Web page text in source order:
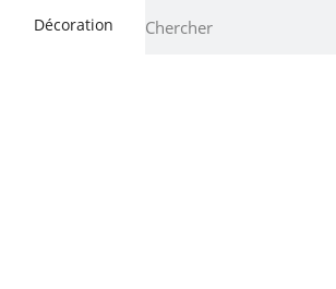
Décoration